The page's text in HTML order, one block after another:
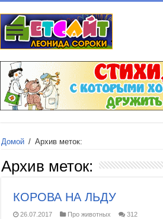
Домой / Архив меток:
Архив меток:
КОРОВА НА ЛЬДУ
26.07.2017 Про животных 312